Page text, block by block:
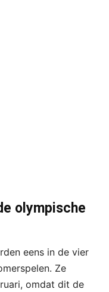
olympische
eens in de vier
Ze
omdat dit de